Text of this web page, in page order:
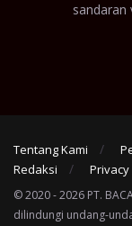
sandaran
Tentang Kami
Redaksi
Privacy
© 2020 - 2026 PT.
dilindungi undang-